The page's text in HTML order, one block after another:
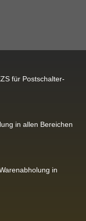
für Postschalter-
in allen Bereichen
in